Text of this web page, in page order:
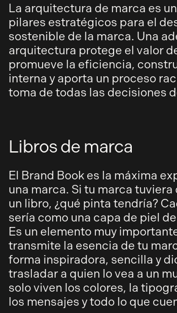
La arquitectura de marca es
pilares estratégicos para el
sostenible de la marca. Una
arquitectura protege el valor
promueve la eficiencia,
interna y aporta un proceso
toma de todas las decisiones
Libros de marca
El Brand Book es la máxima
una marca. Si tu marca tuviera
un libro, ¿qué pinta tendría?
sería como una capa de piel
Es un elemento muy
transmite la esencia de tu
forma inspiradora, sencilla y
trasladar a quien lo vea a un
solo viven los colores, la
los mensajes y todo lo que